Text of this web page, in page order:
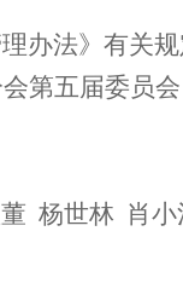
办法》有关
第五届委员
杨世林 肖